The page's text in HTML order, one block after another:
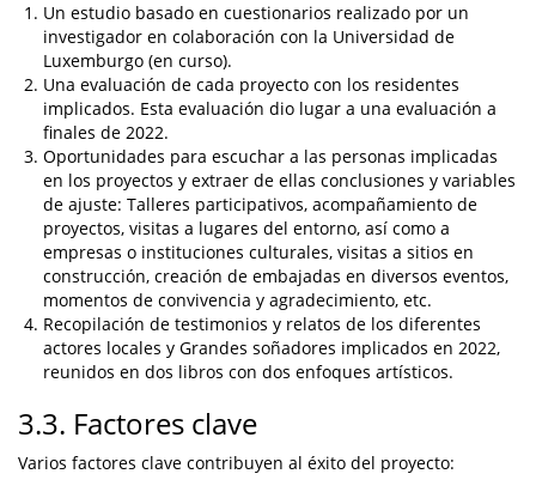
Un estudio basado en cuestionarios realizado por un
investigador en colaboración con la Universidad de
Luxemburgo (en curso).
Una evaluación de cada proyecto con los residentes
implicados. Esta evaluación dio lugar a una evaluación a
finales de 2022.
Oportunidades para escuchar a las personas implicadas
en los proyectos y extraer de ellas conclusiones y variables
de ajuste: Talleres participativos, acompañamiento de
proyectos, visitas a lugares del entorno, así como a
empresas o instituciones culturales, visitas a sitios en
construcción, creación de embajadas en diversos eventos,
momentos de convivencia y agradecimiento, etc.
Recopilación de testimonios y relatos de los diferentes
actores locales y Grandes soñadores implicados en 2022,
reunidos en dos libros con dos enfoques artísticos.
3.3. Factores clave
Varios factores clave contribuyen al éxito del proyecto: